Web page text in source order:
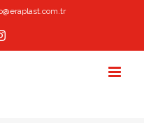
Instagram